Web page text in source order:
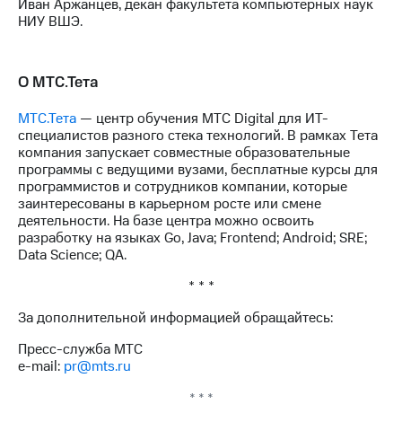
Иван Аржанцев, декан факультета компьютерных наук
НИУ ВШЭ.
О МТС.Тета
МТС.Тета — центр обучения МТС Digital для ИТ-
специалистов разного стека технологий. В рамках Тета
компания запускает совместные образовательные
программы с ведущими вузами, бесплатные курсы для
программистов и сотрудников компании, которые
заинтересованы в карьерном росте или смене
деятельности. На базе центра можно освоить
разработку на языках Go, Java; Frontend; Android; SRE;
Data Science; QA.
* * *
За дополнительной информацией обращайтесь:
Пресс-служба МТС
e-mail: pr@mts.ru
* * *